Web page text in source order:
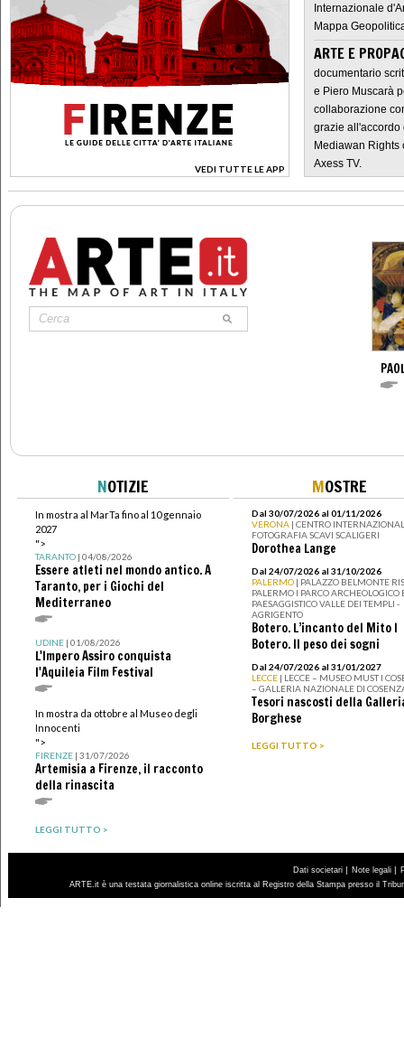
VEDI TUTTE LE APP
>
Internazionale
Mappa
ARTE E
documentario
e Piero Muscarà
collaborazione
grazie all'accordo
Mediawan Rights
Axess TV.
NOTIZIE
In mostra al MarTa fino al 10 gennaio
2027
">
TARANTO| 04/08/2026
Essere atleti nel mondo antico. A
Taranto, per i Giochi del
Mediterraneo
UDINE| 01/08/2026
L'Impero Assiro conquista
l'Aquileia Film Festival
In mostra da ottobre al Museo degli
Innocenti
">
FIRENZE| 31/07/2026
Artemisia a Firenze, il racconto
della rinascita
LEGGI TUTTO >
MOSTRE
Dal 30/07/2026 al 01/11/2026
VERONA | CENTRO
FOTOGRAFIA SCAVI SCALIGERI
Dorothea Lange
Dal 24/07/2026 al 31/10/2026
PALERMO | PALAZZO BELMONTE
PALERMO I PARCO ARCHEOLOGICO
PAESAGGISTICO VALLE DEI TEMPLI -
AGRIGENTO
Botero. L’incanto del Mito I
Botero. Il peso dei sogni
Dal 24/07/2026 al 31/01/2027
LECCE | LECCE – MUSEO MUST I
– GALLERIA NAZIONALE DI
Tesori nascosti della
Borghese
LEGGI TUTTO >
Dati societari | Note legali |
ARTE.it è una testata giornalistica online iscritta al Registro della Stampa presso il